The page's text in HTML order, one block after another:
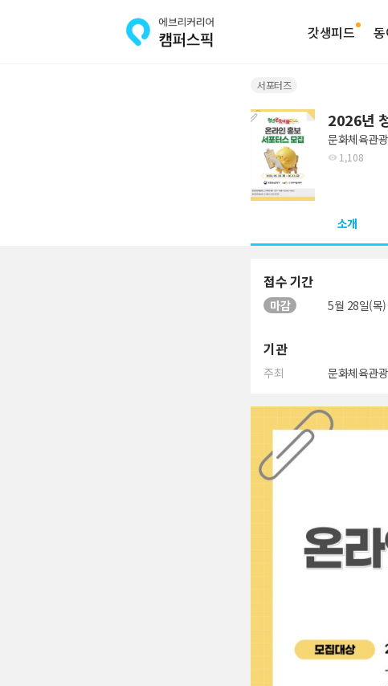
갓생피드
서포터즈
2026년
문화체육관
1,108
소개
접수 기간
마감 5월 28일(목
기관
주최 문화체육관